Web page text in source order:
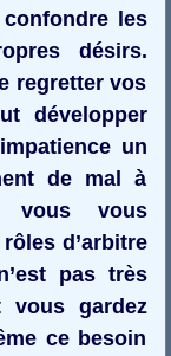
les
désirs.
regretter vos
développer
un
de mal à
vous vous
d’arbitre
pas très
vous gardez
ce besoin